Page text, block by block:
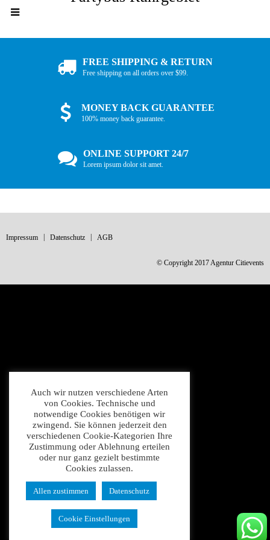
FREE SHIPPING & RETURN
Free shipping on all orders over $99.
MONEY BACK GUARANTEE
100% money back guarantee.
ONLINE SUPPORT 24/7
Lorem ipsum dolor sit amet.
Impressum Datenschutz AGB
© Copyright 2017 Agentur Citievents
Auch wir nutzen verschiedene Arten
von Cookies. Technische und
notwendige Cookies benötigen wir
zwingend. Sie können jederzeit den
verschiedenen Cookie-Kategorien Ihre
Zustimmung oder Ablehnung erteilen
oder nur ganz gezielt bestimmte
Cookies zulassen.
Allen zustimmen Datenschutz
Cookie Einstellungen